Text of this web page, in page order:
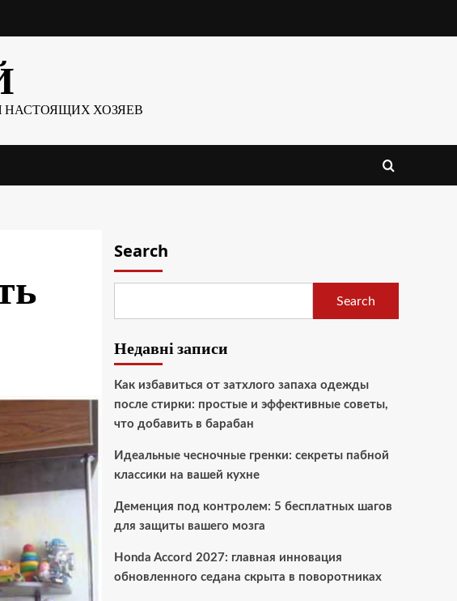
ХОЗЯЕВ
Search
Search
Недавні записи
Как избавиться от затхлого запаха одежды
после стирки: простые и эффективные советы,
что добавить в барабан
Идеальные чесночные гренки: секреты пабной
классики на вашей кухне
Деменция под контролем: 5 бесплатных шагов
для защиты вашего мозга
Honda Accord 2027: главная инновация
обновленного седана скрыта в поворотниках